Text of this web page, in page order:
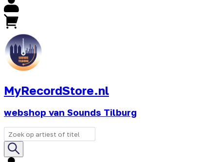
MyRecordStore.nl
webshop van Sounds Tilburg